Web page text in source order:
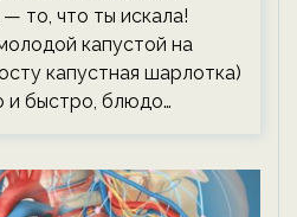
— то, что ты искала!
капустой на
капустная шарлотка)
и быстро, блюдо…